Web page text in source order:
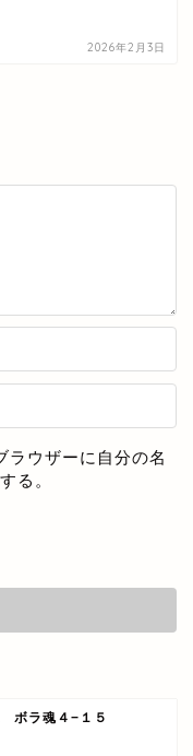
2026年2月3日
ラウザーに自分の名
る。
ボラ魂４−１５